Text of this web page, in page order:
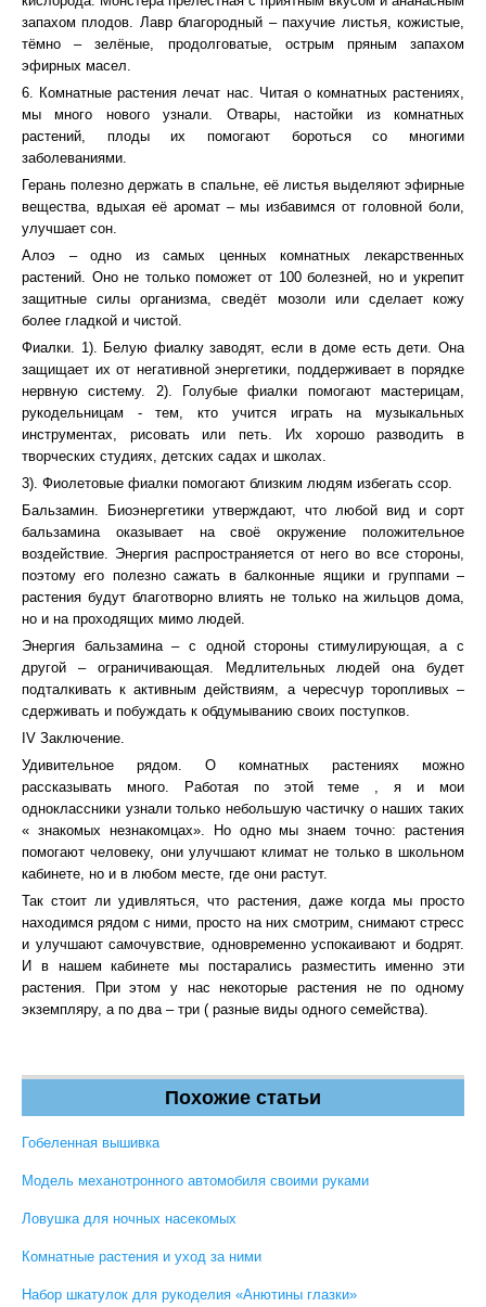
запахом плодов. Лавр благородный – пахучие листья, кожистые,
тёмно – зелёные, продолговатые, острым пряным запахом
эфирных масел.
6. Комнатные растения лечат нас. Читая о комнатных растениях,
мы много нового узнали. Отвары, настойки из комнатных
растений, плоды их помогают бороться со многими
заболеваниями.
Герань полезно держать в спальне, её листья выделяют эфирные
вещества, вдыхая её аромат – мы избавимся от головной боли,
улучшает сон.
Алоэ – одно из самых ценных комнатных лекарственных
растений. Оно не только поможет от 100 болезней, но и укрепит
защитные силы организма, сведёт мозоли или сделает кожу
более гладкой и чистой.
Фиалки. 1). Белую фиалку заводят, если в доме есть дети. Она
защищает их от негативной энергетики, поддерживает в порядке
нервную систему. 2). Голубые фиалки помогают мастерицам,
рукодельницам - тем, кто учится играть на музыкальных
инструментах, рисовать или петь. Их хорошо разводить в
творческих студиях, детских садах и школах.
3). Фиолетовые фиалки помогают близким людям избегать ссор.
Бальзамин. Биоэнергетики утверждают, что любой вид и сорт
бальзамина оказывает на своё окружение положительное
воздействие. Энергия распространяется от него во все стороны,
поэтому его полезно сажать в балконные ящики и группами –
растения будут благотворно влиять не только на жильцов дома,
но и на проходящих мимо людей.
Энергия бальзамина – с одной стороны стимулирующая, а с
другой – ограничивающая. Медлительных людей она будет
подталкивать к активным действиям, а чересчур торопливых –
сдерживать и побуждать к обдумыванию своих поступков.
IV Заключение.
Удивительное рядом. О комнатных растениях можно
рассказывать много. Работая по этой теме , я и мои
одноклассники узнали только небольшую частичку о наших таких
« знакомых незнакомцах». Но одно мы знаем точно: растения
помогают человеку, они улучшают климат не только в школьном
кабинете, но и в любом месте, где они растут.
Так стоит ли удивляться, что растения, даже когда мы просто
находимся рядом с ними, просто на них смотрим, снимают стресс
и улучшают самочувствие, одновременно успокаивают и бодрят.
И в нашем кабинете мы постарались разместить именно эти
растения. При этом у нас некоторые растения не по одному
экземпляру, а по два – три ( разные виды одного семейства).
Похожие статьи
Гобеленная вышивка
Модель механотронного автомобиля своими руками
Ловушка для ночных насекомых
Комнатные растения и уход за ними
Набор шкатулок для рукоделия «Анютины глазки»